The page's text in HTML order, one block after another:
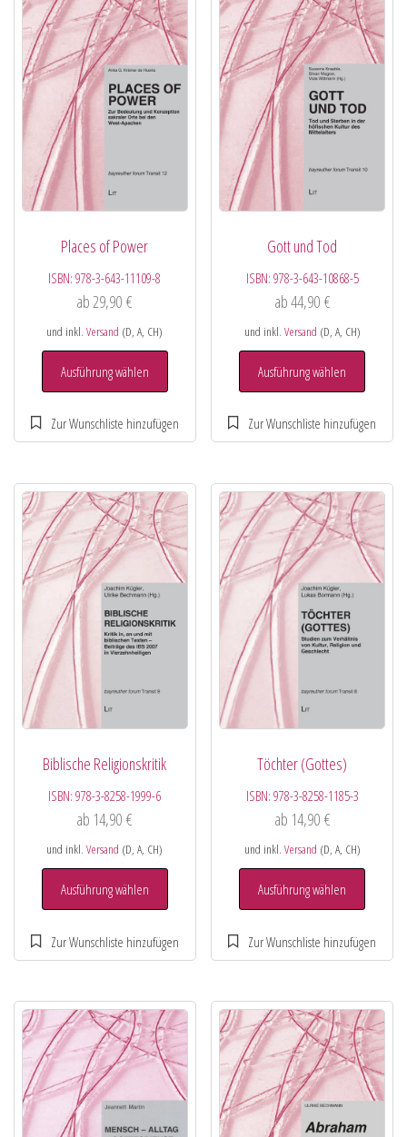
Places of Power
ISBN:978-3-643-11109-8
ab 29,90€
und inkl.Versand (D, A, CH)
Ausführung wählen
Gott und Tod
ISBN: 978-3-643-10868-5
ab44,90 €
und inkl. Versand (D, A, CH)
Ausführung wählen
Biblische Religionskritik
ISBN:978-3-8258-1999-6
ab 14,90€
und inkl.Versand (D, A, CH)
Ausführung wählen
Töchter (Gottes)
ISBN: 978-3-8258-1185-3
ab 14,90 €
und inkl. Versand (D, A, CH)
Ausführung wählen